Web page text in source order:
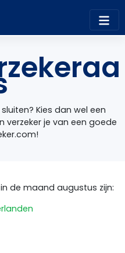
Kies dan wel een
verzeker je van een goede
de maand augustus zijn: